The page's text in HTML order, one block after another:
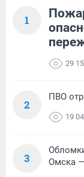
1
29
2
ПВО
19
3
Омска